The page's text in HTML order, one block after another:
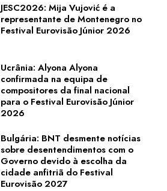
JESC2026: Mija Vujović é a
representante de Montenegro no
Festival Eurovisão Júnior 2026
Ucrânia: Alyona Alyona
confirmada na equipa de
compositores da final nacional
para o Festival Eurovisão Júnior
2026
Bulgária: BNT desmente notícias
sobre desentendimentos com o
Governo devido à escolha da
cidade anfitriã do Festival
Eurovisão 2027